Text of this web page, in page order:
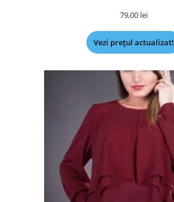
79,00 lei
Vezi prețul actualizat!